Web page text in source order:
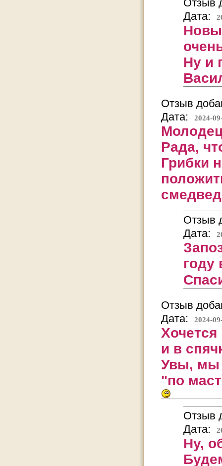
Отзыв
Дата:
Ну и
Отзыв
Дата:
2024-
Рада,
Грибки
Отзыв
Дата:
году
Отзыв
Дата:
2024-
и в
Увы, мы
"по
Отзыв
Дата:
Ну,